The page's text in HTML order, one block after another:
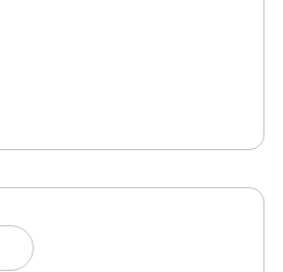
ずはお話を聞かせてくださ
をモットーにお仕事をしてい
。スタッフが全力でサポート